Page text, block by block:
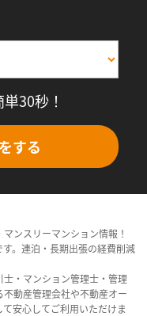
30秒！
する
ンスリーマンション情報！
。連泊・長期出張の経費削減
・マンション管理士・管理
動産管理会社や不動産オー
安心してご利用いただけま